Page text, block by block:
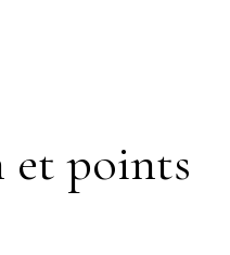
et points